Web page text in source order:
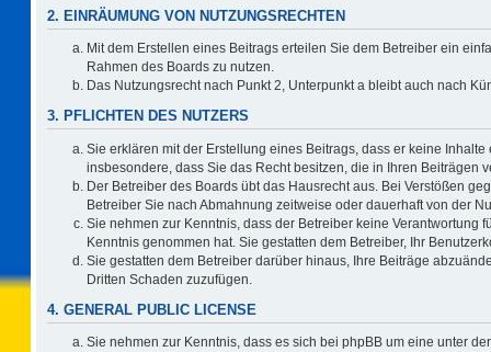
2. EINRÄUMUNG VON NUTZUNGSRECHTEN
Mit dem Erstellen eines Beitrags erteilen Sie dem Betreiber ein
Rahmen des Boards zu nutzen.
Das Nutzungsrecht nach Punkt 2, Unterpunkt a bleibt auch nach
3. PFLICHTEN DES NUTZERS
Sie erklären mit der Erstellung eines Beitrags, dass er keine
insbesondere, dass Sie das Recht besitzen, die in Ihren Beiträgen
Der Betreiber des Boards übt das Hausrecht aus. Bei Verstößen
Betreiber Sie nach Abmahnung zeitweise oder dauerhaft von der
Sie nehmen zur Kenntnis, dass der Betreiber keine Verantwortung
Kenntnis genommen hat. Sie gestatten dem Betreiber, Ihr
Sie gestatten dem Betreiber darüber hinaus, Ihre Beiträge
Dritten Schaden zuzufügen.
4. GENERAL PUBLIC LICENSE
Sie nehmen zur Kenntnis, dass es sich bei phpBB um eine unter der